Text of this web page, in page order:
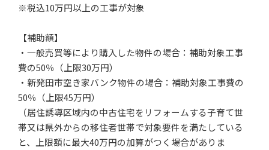
※税込10万円以上の工事が対象
【補助額】
・一般売買等により購入した物件の場合：補助対象工事
費の50％（上限30万円）
・新発田市空き家バンク物件の場合：補助対象工事費の
50％（上限45万円）
（居住誘導区域内の中古住宅をリフォームする子育て世
帯又は県外からの移住者世帯で対象要件を満たしている
と、上限額に最大40万円の加算がつく場合がありま